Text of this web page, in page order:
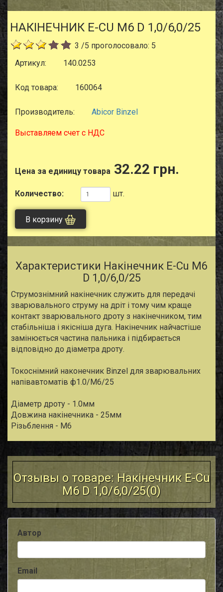
НАКIНЕЧНИК E-CU M6 D 1,0/6,0/25
3 /5 проголосовало: 5
Артикул:
140.0253
Код товара: 160064
Производитель: Abicor Binzel
Выставляем счет с НДС
Цена за единицу товара 32.22 грн.
Количество: шт.
В корзину
Характеристики Накiнечник E-Cu M6
D 1,0/6,0/25
Струмознімний накiнечник служить для передачі
зварювального струму на дріт і тому чим краще
контакт зварювального дроту з накiнечником, тим
стабільніша і якісніша дуга. Накiнечник найчастіше
замінюється частина пальника і підбирається
відповідно до діаметра дроту.
Токоснімний наконечник Binzel для зварювальних
напівавтоматів ф1.0/М6/25
Діаметр дроту - 1.0мм
Довжина накiнечника - 25мм
Різьблення - М6
Отзывы о товаре: Накiнечник E-Cu
M6 D 1,0/6,0/25(0)
Автор
Email